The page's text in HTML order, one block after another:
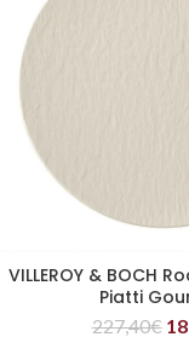
LEGGI
VILLEROY & BOCH
Piatti
227,40€